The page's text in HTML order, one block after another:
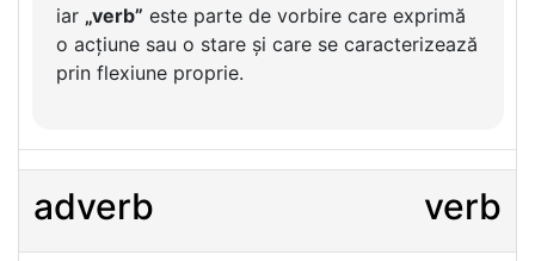
iar „verb” este parte de vorbire care exprimă
o acțiune sau o stare și care se caracterizează
prin flexiune proprie.
adverb verb